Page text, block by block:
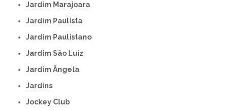
Jardim Marajoara
Jardim Paulista
Jardim Paulistano
Jardim São Luiz
Jardim Ângela
Jardins
Jockey Club